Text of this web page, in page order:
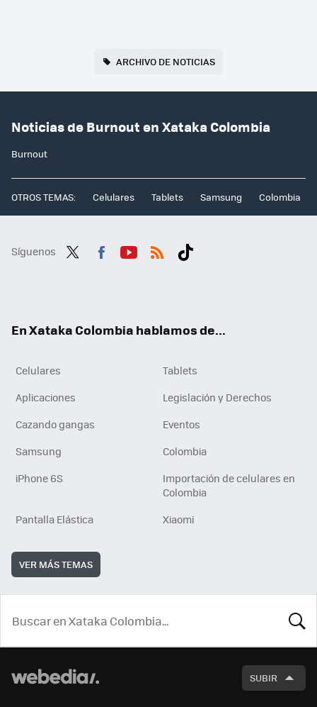
ARCHIVO DE NOTICIAS
Noticias de Burnout en Xataka Colombia
Burnout
OTROS TEMAS: Celulares Tablets Samsung Colombia
Síguenos
En Xataka Colombia hablamos de...
Celulares
Tablets
Aplicaciones
Legislación y Derechos
Cazando gangas
Eventos
Samsung
Colombia
iPhone 6S
Importación de celulares en
Colombia
Pantalla Elástica
Xiaomi
VER MÁS TEMAS
SUBIR